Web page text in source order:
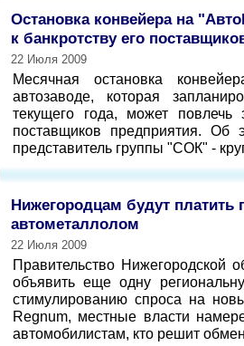
Остановка конвейера на
к банкротству его
22 Июля 2009
Месячная остановка
автозаводе, которая
текущего года, может повлечь
поставщиков предприятия. Об
представитель группы "СОК" -
Нижегородцам будут платить
автометаллолом
22 Июля 2009
Правительство Нижегородской
объявить еще одну
стимулированию спроса на
Regnum, местные власти
автомобилистам, кто решит